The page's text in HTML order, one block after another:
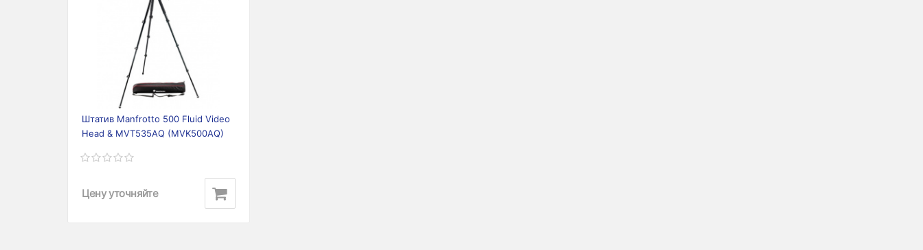
Штатив Manfrotto 500 Fluid Video
Head & MVT535AQ (MVK500AQ)
Цену уточняйте